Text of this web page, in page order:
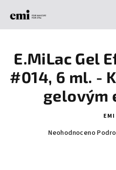
E.MiLac Gel
#014, 6 ml. -
gelovým
EMI
Průměrné
Neohodnoceno